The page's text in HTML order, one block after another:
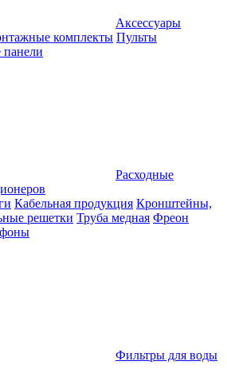
Аксессуары
комплекты Пульты
панели
Расходные
Кабельная продукция Кронштейны,
решетки Труба медная Фреон
Фильтры для воды